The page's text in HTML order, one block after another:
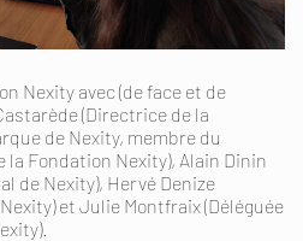
Nexity avec (de face et de
(Directrice de la
de Nexity, membre du
la Fondation Nexity), Alain Dinin
de Nexity), Hervé Denize
et Julie Montfraix (Déléguée